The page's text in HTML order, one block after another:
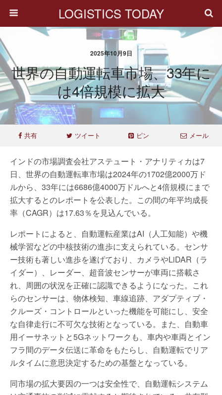
LOGISTICS TODAY
2025年10月9日
世界の自動運転車市場、33年に
は4倍規模に拡大
共有 ツイート ピン メール
インドの市場調査会社アステュート・アナリティカは7
日、世界の自動運転車市場は2024年の1702億2000万ド
ルから、33年には6686億4000万ドルへと4倍規模にまで
拡大するとのレポートを公表した。この間の年平均成長
率（CAGR）は17.63％を見込んでいる。
レポートによると、自動運転産業はAI（人工知能）や機
械学習などの中核技術の進歩に支えられている。センサ
ー技術も著しい進歩を遂げており、カメラやLiDAR（ラ
イダー）、レーダー、超音波センサーが車両に搭載さ
れ、周囲の状況を正確に認識できるようになった。これ
らのセンサーは、物体検知、車線追跡、アダプティブ・
クルーズ・コントロールといった機能を可能にし、安全
な自律走行に不可欠な技術となっている。また、自動車
用イーサネットと5Gネットワークも、車内や車両とイン
フラ間のデータ伝送に革命をもたらし、自動運転でリア
ルタイムに意思決定するための基盤となっている。
同市場の拡大要因の一つは安全性で、自動運転システム